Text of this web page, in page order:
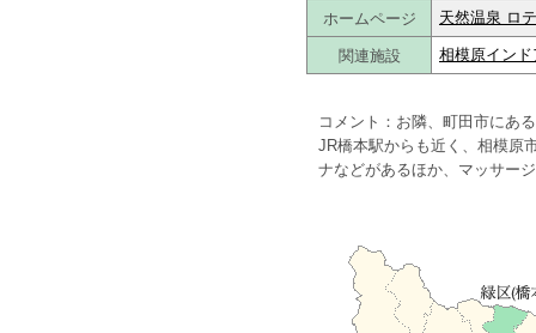
ホームページ 天然温泉 ロ
関連施設 相模原イン
コメント：お隣、町田市にあ
JR橋本駅からも近く、相模原
ナなどがあるほか、マッサー